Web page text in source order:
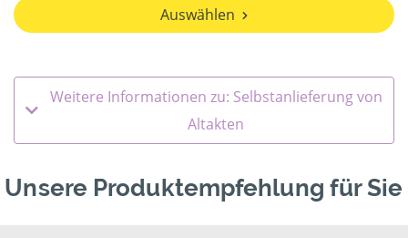
Auswählen
Weitere Informationen zu: Selbstanlieferung von
Altakten
Unsere Produktempfehlung für Sie